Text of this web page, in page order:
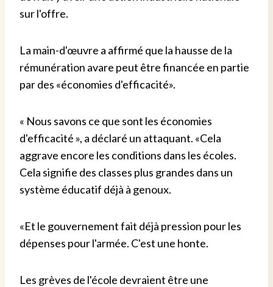
sur l'offre.
La main-d'œuvre a affirmé que la hausse de la
rémunération avare peut être financée en partie
par des «économies d'efficacité».
« Nous savons ce que sont les économies
d'efficacité », a déclaré un attaquant. «Cela
aggrave encore les conditions dans les écoles.
Cela signifie des classes plus grandes dans un
système éducatif déjà à genoux.
«Et le gouvernement fait déjà pression pour les
dépenses pour l'armée. C'est une honte.
Les grèves de l'école devraient être une